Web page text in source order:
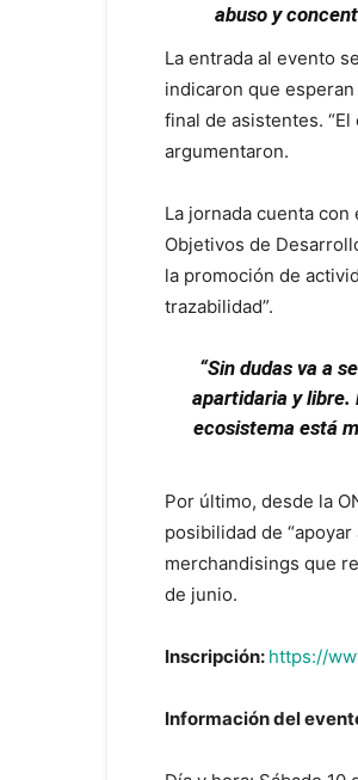
abuso y
La entrada al evento
indicaron que
final de asistentes.
argumentaron.
La jornada cuenta
Objetivos de
la promoción de
trazabilidad”.
“Sin dudas va a
apartidaria y libre.
ecosistema está
Por último, desde la
posibilidad de
merchandisings que
de junio.
Inscripción: https://
Información del